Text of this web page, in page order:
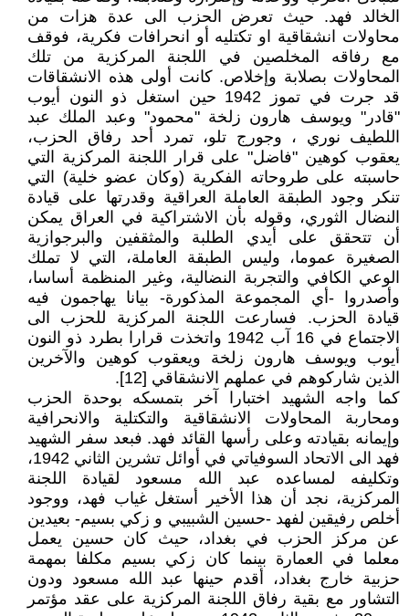
الخالد فهد. حيث تعرض الحزب الى عدة هزات من
محاولات انشقاقية او تكتليه أو انحرافات فكرية، فوقف
مع رفاقه المخلصين في اللجنة المركزية من تلك
المحاولات بصلابة وإخلاص. كانت أولى هذه الانشقاقات
قد جرت في تموز 1942 حين استغل ذو النون أيوب
"قادر" ويوسف هارون زلخة "محمود" وعبد الملك عبد
اللطيف نوري ، وجورج تلو، تمرد أحد رفاق الحزب،
يعقوب كوهين "فاضل" على قرار اللجنة المركزية التي
حاسبته على طروحاته الفكرية (وكان عضو خلية) التي
تنكر وجود الطبقة العاملة العراقية وقدرتها على قيادة
النضال الثوري، وقوله بأن الاشتراكية في العراق يمكن
أن تتحقق على أيدي الطلبة والمثقفين والبرجوازية
الصغيرة عموما، وليس الطبقة العاملة، التي لا تملك
الوعي الكافي والتجربة النضالية، وغير المنظمة أساسا،
وأصدروا -أي المجموعة المذكورة- بيانا يهاجمون فيه
قيادة الحزب. فسارعت اللجنة المركزية للحزب الى
الاجتماع في 16 آب 1942 واتخذت قرارا بطرد ذو النون
أيوب ويوسف هارون زلخة ويعقوب كوهين والآخرين
الذين شاركوهم في عملهم الانشقاقي [12].
كما واجه الشهيد اختبارا آخر بتمسكه بوحدة الحزب
ومحاربة المحاولات الانشقاقية والتكتلية والانحرافية
وإيمانه بقيادته وعلى رأسها القائد فهد. فبعد سفر الشهيد
فهد الى الاتحاد السوفياتي في أوائل تشرين الثاني 1942،
وتكليفه لمساعده عبد الله مسعود لقيادة اللجنة
المركزية، نجد أن هذا الأخير أستغل غياب فهد، ووجود
أخلص رفيقين لفهد -حسين الشبيبي و زكي بسيم- بعيدين
عن مركز الحزب في بغداد، حيث كان حسين يعمل
معلما في العمارة بينما كان زكي بسيم مكلفا بمهمة
حزبية خارج بغداد، أقدم حينها عبد الله مسعود ودون
التشاور مع بقية رفاق اللجنة المركزية على عقد مؤتمر